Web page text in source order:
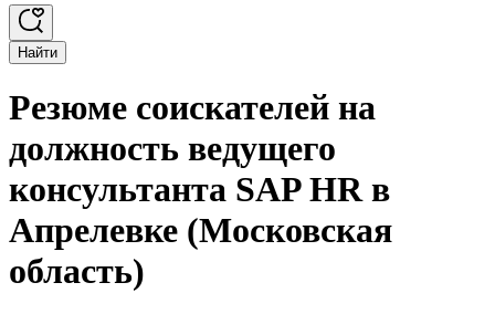
Найти
Резюме соискателей на
должность ведущего
консультанта SAP HR в
Апрелевке (Московская
область)